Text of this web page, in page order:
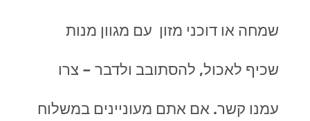
שמחה או דוכני מזון עם מגוון מנות
שכיף לאכול, להסתובב ולדבר – צרו
עמנו קשר. אם אתם מעוניינים במשלוח